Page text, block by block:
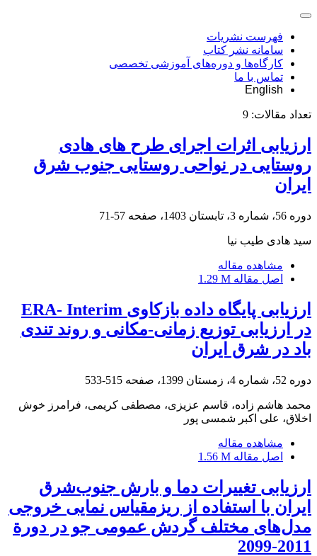
فهرست نشریات
سامانه نشر کتاب
کارگاه‌ها و دوره‌های آموزشی تخصصی
تماس با ما
English
تعداد مقالات: 9
ارزیابی اثرات اجرای طرح های هادی
روستایی در نواحی روستایی جنوب شرق
ایران
دوره 56، شماره 3، تابستان 1403، صفحه 57-71
سید هادی طیب نیا
مشاهده مقاله
اصل مقاله 1.29 M
ارزیابی پایگاه داده بازکاوی ERA- Interim
در ارزیابی توزیع زمانی-مکانی و روند تندی
باد در شرق ایران
دوره 52، شماره 4، زمستان 1399، صفحه 515-533
محمد هاشم زاده، قاسم عزیزی، مصطفی کریمی، فرامرز خوش
اخلاق، علی اکبر شمسی پور
مشاهده مقاله
اصل مقاله 1.56 M
ارزیابی تغییرات دما و بارش جنوب‌شرق
ایران با استفاده از ریزمقیاس ‌نمایی خروجی
مدل‌های مختلف گردش عمومی جو در دورة
2011-2099